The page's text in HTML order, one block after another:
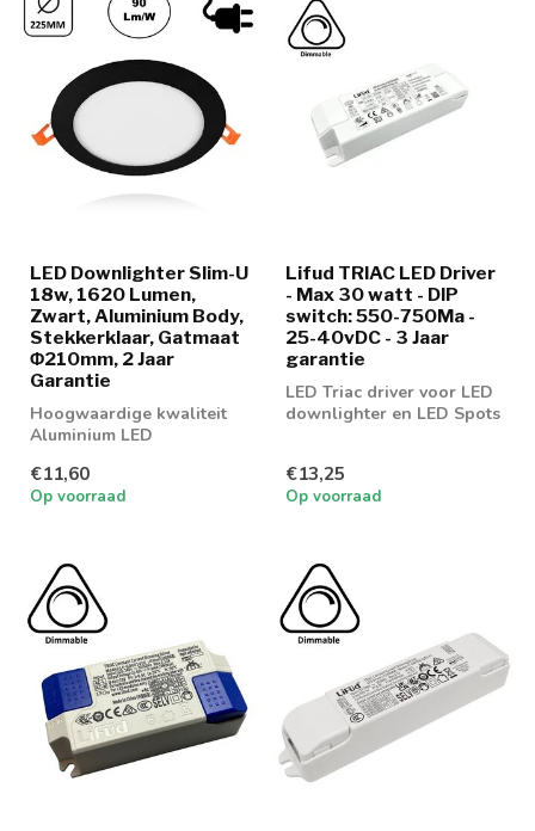
LED Downlighter Slim-U
18w, 1620 Lumen,
Zwart, Aluminium Body,
Stekkerklaar, Gatmaat
Φ210mm, 2 Jaar
Garantie
Hoogwaardige kwaliteit
Aluminium LED
lichtkleuren
€11,60
Op voorraad
Lifud TRIAC LED Driver
- Max 30 watt - DIP
switch: 550-750Ma -
25-40vDC - 3 Jaar
garantie
LED Triac driver voor LED
downlighter en LED Spots
€13,25
Op voorraad